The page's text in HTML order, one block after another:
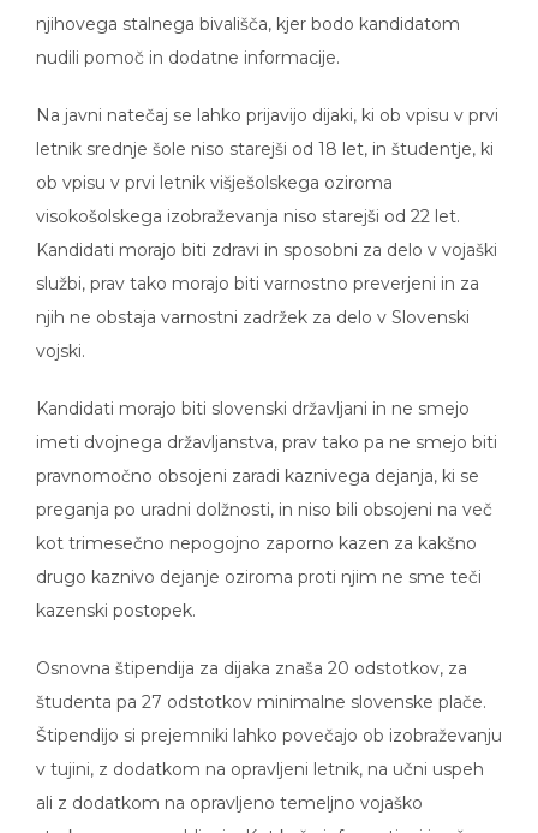
njihovega stalnega bivališča, kjer bodo kandidatom
nudili pomoč in dodatne informacije.
letnik srednje šole niso starejši od 18 let, in študentje, ki
ob vpisu v prvi letnik višješolskega oziroma
visokošolskega izobraževanja niso starejši od 22 let.
Kandidati morajo biti zdravi in sposobni za delo v vojaški
službi, prav tako morajo biti varnostno preverjeni in za
njih ne obstaja varnostni zadržek za delo v Slovenski
vojski.
imeti dvojnega državljanstva, prav tako pa ne smejo biti
pravnomočno obsojeni zaradi kaznivega dejanja, ki se
preganja po uradni dolžnosti, in niso bili obsojeni na več
kot trimesečno nepogojno zaporno kazen za kakšno
drugo kaznivo dejanje oziroma proti njim ne sme teči
kazenski postopek.
študenta pa 27 odstotkov minimalne slovenske plače.
Štipendijo si prejemniki lahko povečajo ob izobraževanju
v tujini, z dodatkom na opravljeni letnik, na učni uspeh
ali z dodatkom na opravljeno temeljno vojaško
strokovno usposabljanje. Kot kaže informativni izračun